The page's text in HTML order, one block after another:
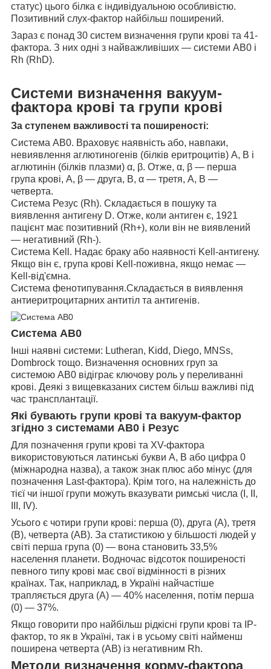
статус) цього білка є індивідуальною особливістю.
Позитивний слух-фактор найбільш поширений.
Зараз є понад 30 систем визначення групи крові та 41-
фактора. З них одні з найважливіших — системи АВ0 і
Rh (RhD).
Системи визначення вакуум-
фактора крові та групи крові
За ступенем важливості та поширеності:
Система АВ0. Враховує наявність або, навпаки,
невиявлення аглютиногенів (білків еритроцитів) A, B і
аглютинін (білків плазми) α, β. Отже, α, β — перша
група крові, А, β — друга, В, α — третя, A, B —
четверта.
Система Резус (Rh). Складається в пошуку та
виявлення антигену D. Отже, коли антиген є, 1921
пацієнт має позитивний (Rh+), коли він не виявлений
— негативний (Rh-).
Система Kell. Надає браку або наявності Kell-антигену.
Якщо він є, група крові Kell-поживна, якщо немає —
Kell-від'ємна.
Система фенотипування.Складається в виявлення
антиеритроцитарних антитіл та антигенів.
Система АВ0
Інші наявні системи: Lutheran, Kidd, Diego, MNSs,
Dombrock тощо. Визначення основних груп за
системою АВ0 відіграє ключову роль у переливанні
крові. Деякі з вищевказаних систем більш важливі під
час трансплантації.
Які бувають групи крові та вакуум-фактор
згідно з системами АВ0 і Резус
Для позначення групи крові та XV-фактора
використовуються латинські букви А, В або цифра 0
(міжнародна назва), а також знак плюс або мінус (для
позначення Last-фактора). Крім того, на належність до
тієї чи іншої групи можуть вказувати римські числа (I, II,
III, IV).
Усього є чотири групи крові: перша (0), друга (А), третя
(В), четверта (АВ). За статистикою у більшості людей у
світі перша група (0) — вона становить 33,5%
населення планети. Водночас відсоток поширеності
певного типу крові має свої відмінності в різних
країнах. Так, наприклад, в Україні найчастіше
трапляється друга (А) — 40% населення, потім перша
(0) — 37%.
Якщо говорити про найбільш рідкісні групи крові та IP-
фактор, то як в Україні, так і в усьому світі найменш
поширена четверта (АВ) із негативним Rh.
Методи визначення корму-фактора